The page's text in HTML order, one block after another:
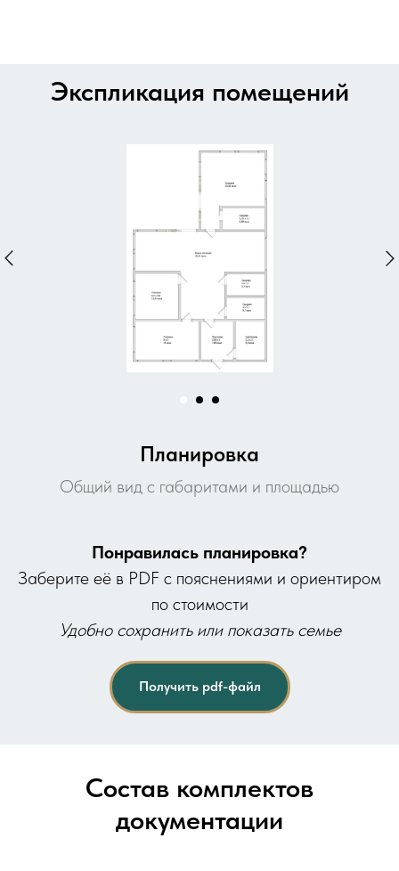
Экспликация помещений
Планировка
Общий вид с габаритами и площадью
Понравилась планировка?
Заберите её в PDF с пояснениями и ориентиром
по стоимости
Удобно сохранить или показать семье
Получить pdf-файл
Состав комплектов
документации